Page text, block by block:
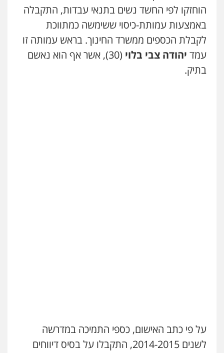
הוחזקו לפי החשד נשים בתנאי עבדות, התקבלה
באמצעות עמותת-כיסוי ששימשה כמתווכת
לקבלת הכספים ממשרד החינוך. בראש עמותה זו
עמד יהודה צבי בלוי
(30), אשר אף הוא נאשם
בתיק.
על פי כתב האישום, כספי התמיכה במדרשה
לשנים 2014-2015, התקבלו על בסיס דיווחים